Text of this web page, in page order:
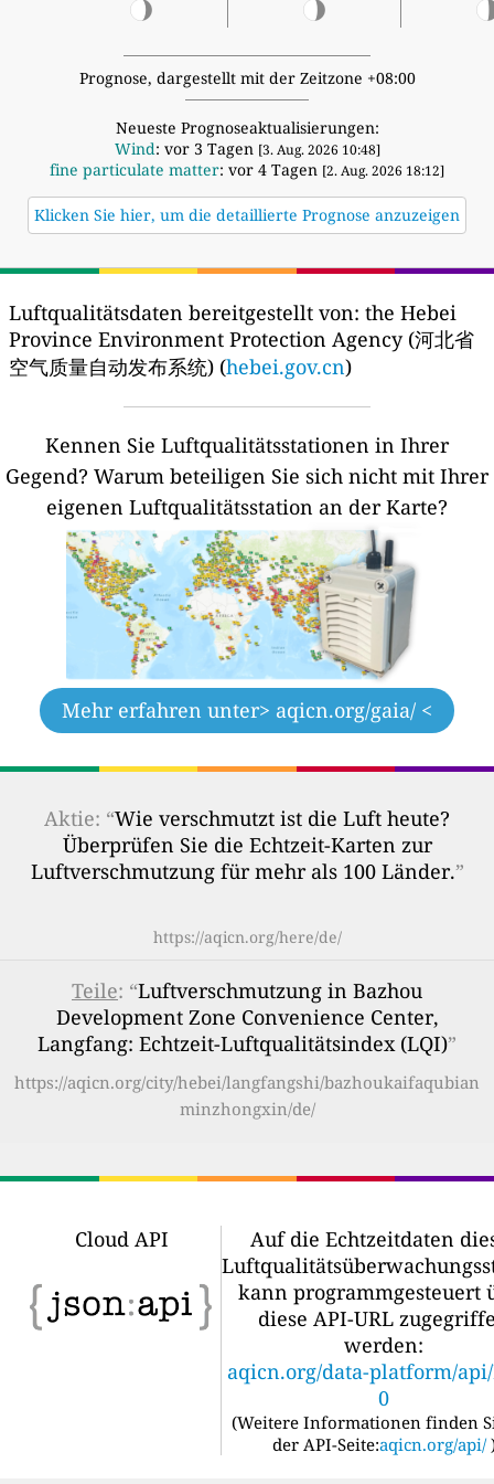
Prognose, dargestellt mit der Zeitzone +08:00
Neueste Prognoseaktualisierungen:
Wind: vor 3 Tagen [3. Aug. 2026 10:48]
fine particulate matter: vor 4 Tagen [2. Aug. 2026 18:12]
Klicken Sie hier, um die detaillierte Prognose anzuzeigen
Luftqualitätsdaten bereitgestellt von: the Hebei
Province Environment Protection Agency (河北省
空气质量自动发布系统) (hebei.gov.cn)
Kennen Sie Luftqualitätsstationen in Ihrer
Gegend? Warum beteiligen Sie sich nicht mit Ihrer
eigenen Luftqualitätsstation an der Karte?
Mehr erfahren unter> aqicn.org/gaia/ <
Aktie: “Wie verschmutzt ist die Luft heute?
Überprüfen Sie die Echtzeit-Karten zur
Luftverschmutzung für mehr als 100 Länder.”
https://aqicn.org/here/de/
Teile: “Luftverschmutzung in Bazhou
Development Zone Convenience Center,
Langfang: Echtzeit-Luftqualitätsindex (LQI)”
https://aqicn.org/city/hebei/langfangshi/bazhoukaifaqubian
minzhongxin/de/
Cloud API
Auf die Echtzeitdaten
kann programmgesteuert
diese API-URL
werden:
aqicn.org/data-platform/
0
(Weitere Informationen finden
der API-Seite:aqicn.org/api/